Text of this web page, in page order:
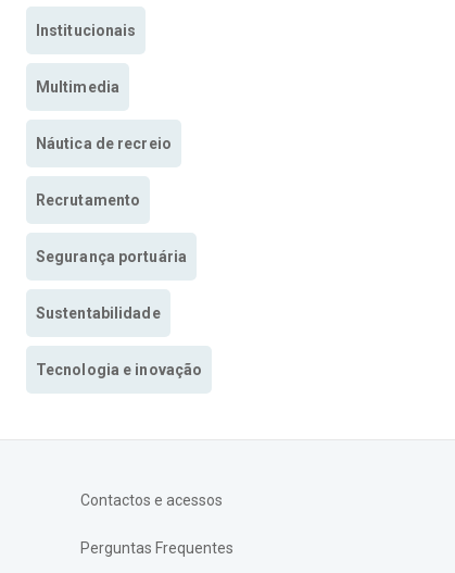
Institucionais
Multimedia
Náutica de recreio
Recrutamento
Segurança portuária
Sustentabilidade
Tecnologia e inovação
Contactos e acessos
Perguntas Frequentes